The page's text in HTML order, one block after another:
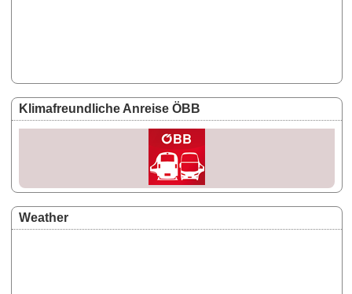
Klimafreundliche Anreise ÖBB
Weather